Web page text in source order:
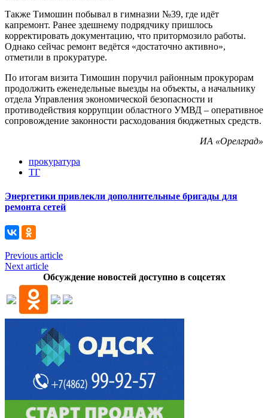
Также Тимошин побывал в гимназии №39, где идёт
капремонт. Ранее здешнему подрядчику пришлось
корректировать документацию, что притормозило работы.
Однако сейчас ремонт ведётся «достаточно активно»,
отметили в прокуратуре.
По итогам визита Тимошин поручил районным прокурорам
продолжить еженедельные выезды на объекты, а начальнику
отдела Управления экономической безопасности и
противодействия коррупции областного УМВД – оперативное
сопровождение законности расходования бюджетных средств.
ИА «Орелград»
прокуратура
ТГ
Энергетики привлекли дополнительные бригады для
ремонта сетей
Previous article
Next article
Обсуждение новостей доступно в соцсетях